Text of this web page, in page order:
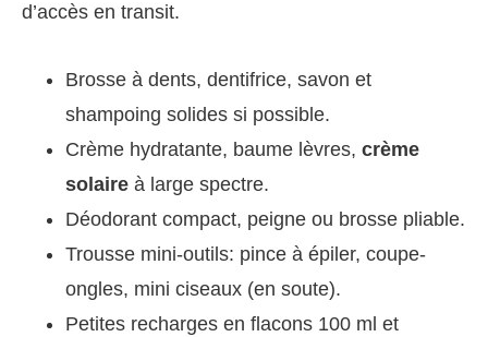
d’accès en transit.
Brosse à dents, dentifrice, savon et
shampoing solides si possible.
Crème hydratante, baume lèvres, crème
solaire à large spectre.
Déodorant compact, peigne ou brosse pliable.
Trousse mini-outils: pince à épiler, coupe-
ongles, mini ciseaux (en soute).
Petites recharges en flacons 100 ml et